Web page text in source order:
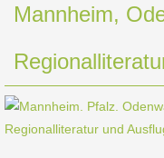
Mannheim,